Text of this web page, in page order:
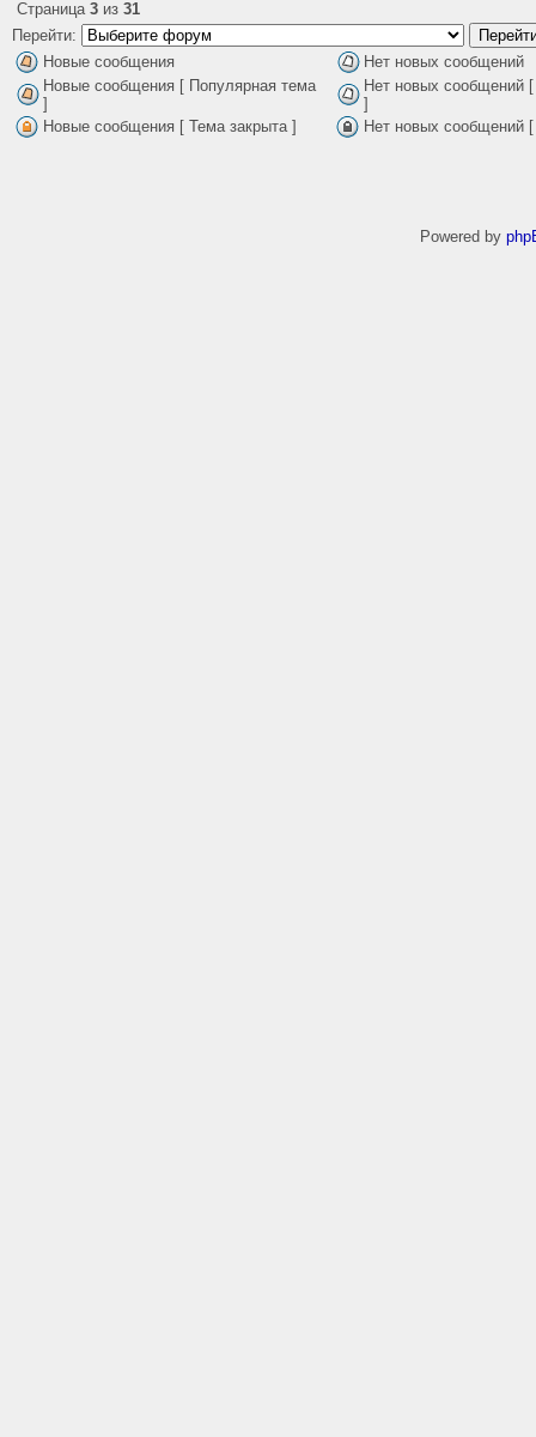
Страница 3 из 31
Перейти:
Новые сообщения
Нет новых сообщений
Новые сообщения [ Популярная тема
]
Нет новых сообщений
]
Новые сообщения [ Тема закрыта ]
Нет новых сообщений
Powered by